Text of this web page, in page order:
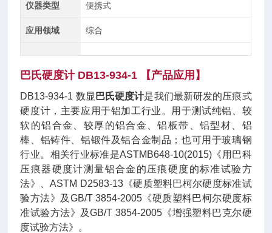
仪器类型 便携式
应用领域 综合
巴氏硬度计DB13-934-1 【产品应用 】
DB13-934-1 数显 巴氏硬度计是我们最新研发的压痕式
硬度计，主要应用于铝加工行业。用于测试纯铝、较
软的铝合金、较厚的铝合金、铝板带、铝型材、铝
棒、铝铸件、铝锻件及铝合金制品；也可用于玻璃钢
行业。相关行业标准是ASTMB648-10(2015)《用巴科
压痕器硬度计测量铝合金的压痕硬度的标准试验方
法》、ASTM D2583-13《硬质塑料巴柯尔硬度标准试
验方法》及GB/T 3854-2005《硬质塑料巴柯尔硬度标
准试验方法》及GB/T 3854-2005《增强塑料巴克尔硬
度试验方法》。